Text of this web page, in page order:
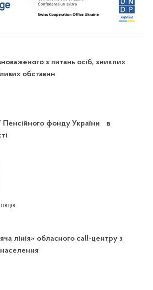
з питань осіб, зниклих
обставин
Пенсійного фонду України в
лінія» обласного call-центру з
населення